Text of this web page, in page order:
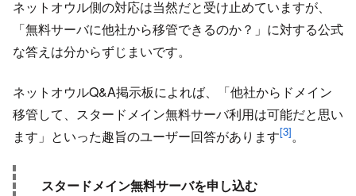
ネットオウル側の対応は当然だと受け止めていますが、
「無料サーバに他社から移管できるのか？」に対する公式
な答えは分からずじまいです。
ネットオウルQ&A掲示板によれば、「他社からドメイン
移管して、スタードメイン無料サーバ利用は可能だと思い
ます」といった趣旨のユーザー回答があります[3]。
スタードメイン無料サーバを申し込む